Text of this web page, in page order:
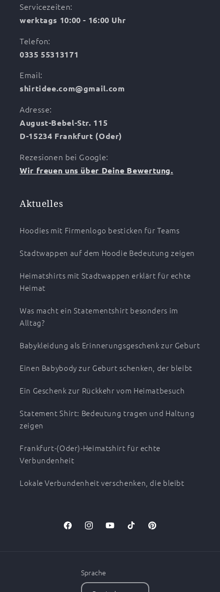
Servicezeiten:
werktags 10:00 - 16:00 Uhr
Telefon:
0335 55313171
Email:
shirtidee.com@gmail.com
Adresse:
August-Bebel-Str. 115
D-15234 Frankfurt (Oder)
Rezesionen bei Google:
Wir freuen uns über Deine Bewertung.
Aktuelles
Hoodies mit Firmenlogo besticken für Teams
Stadtwappen auf dem Hoodie Bedeutung zeigen
Heimatshirts mit Stadtwappen erklärt für echte
Heimat
Was macht ein Statementshirt besonders im
Alltag?
Babykleidung als Erinnerungsgeschenk zur Geburt
Einen Babybody zur Geburt schenken, der bleibt
Ein Geschenk zur Rückkehr vom Heimatbesuch
Statement Shirt: Bedeutung tragen und Haltung
zeigen
Frankfurt-(Oder)-Heimatshirt für echte
Verbundenheit
Lokale Verbundenheit verschenken, die bleibt
FacebookInstagramYouTubeTikTok Pinterest
Sprache